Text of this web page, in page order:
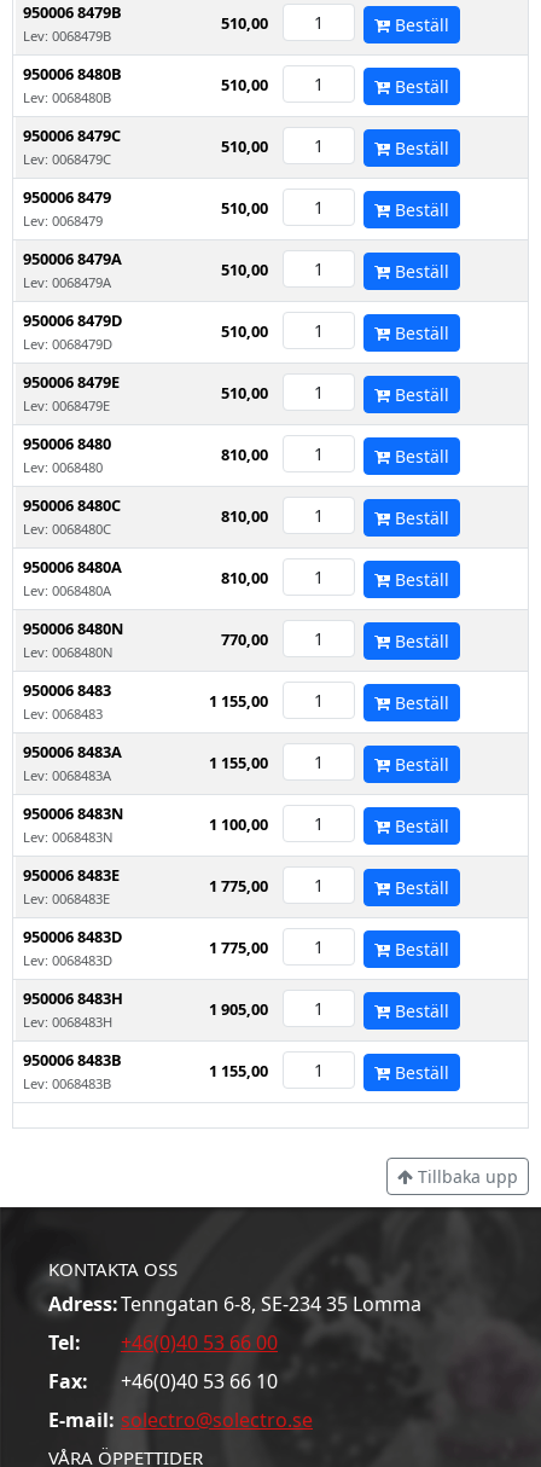
950006 8479B
Lev: 0068479B
510,00 Beställ
950006 8480B
Lev: 0068480B
510,00 Beställ
950006 8479C
Lev: 0068479C
510,00 Beställ
950006 8479
Lev: 0068479
510,00 Beställ
950006 8479A
Lev: 0068479A
510,00 Beställ
950006 8479D
Lev: 0068479D
510,00 Beställ
950006 8479E
Lev: 0068479E
510,00 Beställ
950006 8480
Lev: 0068480
810,00 Beställ
950006 8480C
Lev: 0068480C
810,00 Beställ
950006 8480A
Lev: 0068480A
810,00 Beställ
950006 8480N
Lev: 0068480N
770,00 Beställ
950006 8483
Lev: 0068483
1 155,00 Beställ
950006 8483A
Lev: 0068483A
1 155,00 Beställ
950006 8483N
Lev: 0068483N
1 100,00 Beställ
950006 8483E
Lev: 0068483E
1 775,00 Beställ
950006 8483D
Lev: 0068483D
1 775,00 Beställ
950006 8483H
Lev: 0068483H
1 905,00 Beställ
950006 8483B
Lev: 0068483B
1 155,00 Beställ
Tillbaka upp
KONTAKTA OSS
Adress:Tenngatan 6-8, SE-234 35 Lomma
Tel:
+46(0)40 53 66 00
Fax:
+46(0)40 53 66 10
E-mail: solectro@solectro.se
VÅRA ÖPPETTIDER